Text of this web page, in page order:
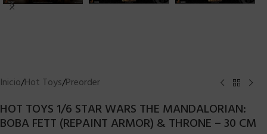
Inicio/Hot Toys/Preorder
HOT TOYS 1/6 STAR WARS THE MANDALORIAN:
BOBA FETT (REPAINT ARMOR) & THRONE – 30 CM